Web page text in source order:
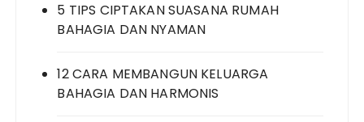
5 TIPS CIPTAKAN SUASANA RUMAH
BAHAGIA DAN NYAMAN
12 CARA MEMBANGUN KELUARGA
BAHAGIA DAN HARMONIS